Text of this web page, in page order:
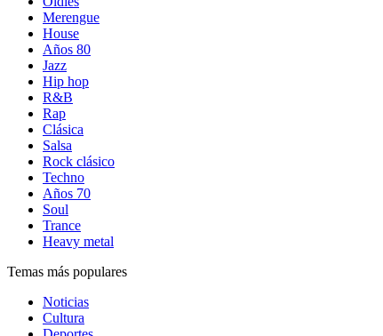
Merengue
House
Años 80
Jazz
Hip hop
R&B
Rap
Clásica
Salsa
Rock clásico
Techno
Años 70
Soul
Trance
Heavy metal
Temas más populares
Noticias
Cultura